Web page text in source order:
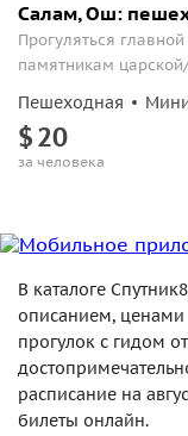
Салам, Ош:
Прогуляться
памятникам
Пешеходная
$20
за человека
В каталоге
описанием, ценами
прогулок с гидом
расписание на
билеты онлайн.